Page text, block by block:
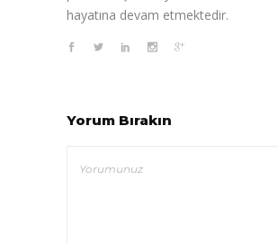
hayatına devam etmektedir.
Yorum Bırakın